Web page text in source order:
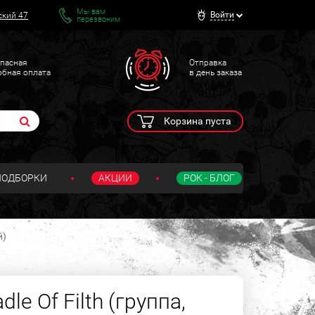
47
Мы вам
перезвоним
Войти
оплата
Отправка
в день заказа
Корзина пуста
АКЦИИ РОК - БЛОГ
Of Filth (группа,